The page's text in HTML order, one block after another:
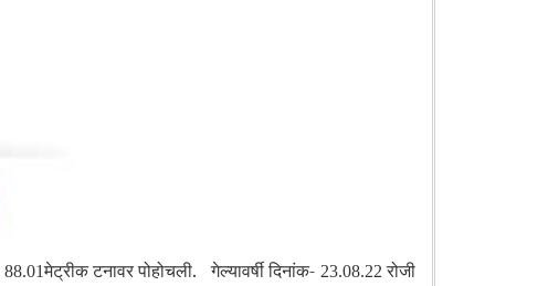
88.01मेट्रीक टनावर पोहोचली. गेल्यावर्षी दिनांक- 23.08.22रोजी